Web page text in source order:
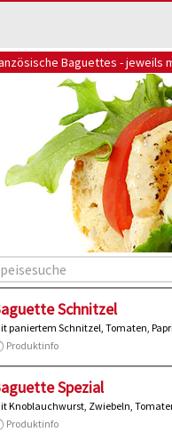
Baguettes - jeweils
Schnitzel
paniertem Schnitzel, Tomaten,
Produktinfo
Spezial
Knoblauchwurst, Zwiebeln,
Produktinfo